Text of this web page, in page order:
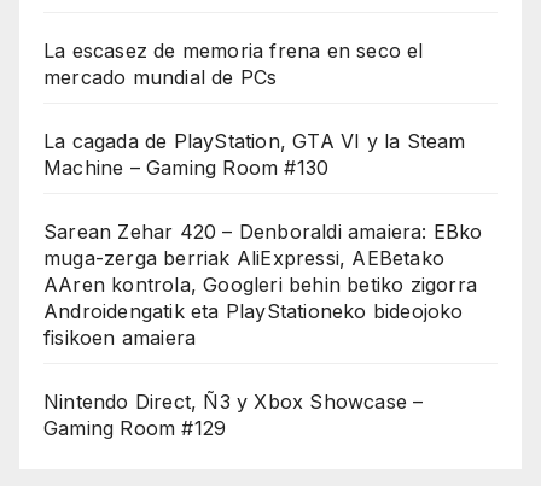
La escasez de memoria frena en seco el
mercado mundial de PCs
La cagada de PlayStation, GTA VI y la Steam
Machine – Gaming Room #130
Sarean Zehar 420 – Denboraldi amaiera: EBko
muga-zerga berriak AliExpressi, AEBetako
AAren kontrola, Googleri behin betiko zigorra
Androidengatik eta PlayStationeko bideojoko
fisikoen amaiera
Nintendo Direct, Ñ3 y Xbox Showcase –
Gaming Room #129